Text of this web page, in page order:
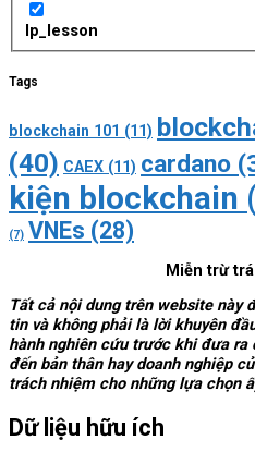
lp_lesson
Tags
blockchain 101 (11)
(40) CAEX (11) cardano
kiện blockchain
(7) VNEs (28)
Miễn trừ
Tất cả nội dung trên website này
tin và không phải là lời khuyên
hành nghiên cứu trước khi đưa ra
đến bản thân hay doanh nghiệp
trách nhiệm cho những lựa chọn
Dữ liệu hữu ích